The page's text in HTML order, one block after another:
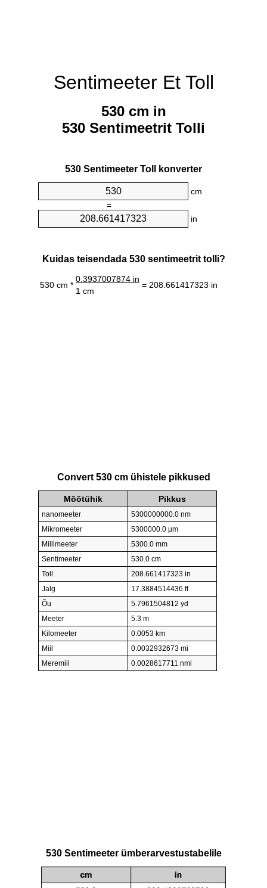
Sentimeeter Et Toll
530 cm in
530 Sentimeetrit Tolli
530 Sentimeeter Toll konverter
cm
=
in
Kuidas teisendada 530 sentimeetrit tolli?
530 cm *
0.3937007874 in
= 208.661417323 in
1 cm
Convert 530 cm ühistele pikkused
Mõõtühik Pikkus
nanomeeter
5300000000.0 nm
Mikromeeter
5300000.0 µm
Millimeeter
5300.0 mm
Sentimeeter
530.0 cm
Toll
208.661417323 in
Jalg
17.3884514436 ft
Õu
5.7961504812 yd
Meeter
5.3 m
Kilomeeter
0.0053 km
Miil
0.0032932673 mi
Meremiil
0.0028617711 nmi
530 Sentimeeter ümberarvestustabelile